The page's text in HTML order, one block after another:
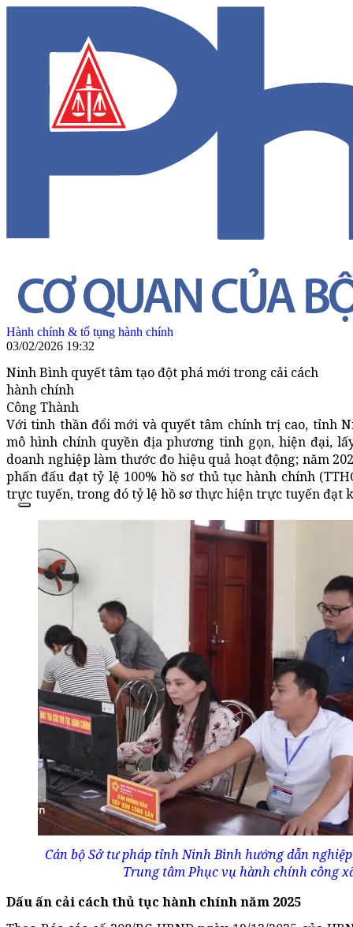
Hành chính & tố tụng hành chính
03/02/2026 19:32
Ninh Bình quyết tâm tạo đột phá mới trong cải cách
hành chính
Công Thành
Với tinh thần đổi mới và quyết tâm chính trị cao, tỉnh
mô hình chính quyền địa phương tinh gọn, hiện đại,
doanh nghiệp làm thước đo hiệu quả hoạt động; năm
phấn đấu đạt tỷ lệ 100% hồ sơ thủ tục hành chính
trực tuyến, trong đó tỷ lệ hồ sơ thực hiện trực tuyến đạt
Cán bộ Sở tư pháp tỉnh Ninh Bình hướng dẫn
Trung tâm Phục vụ hành chính công
Dấu ấn cải cách thủ tục hành chính năm 2025